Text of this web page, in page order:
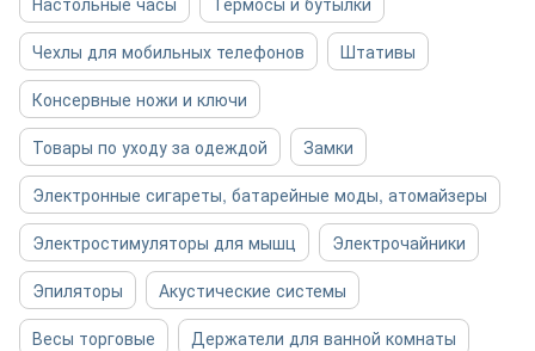
Чехлы для мобильных телефонов
Штативы
Консервные ножи и ключи
Товары по уходу за одеждой
Замки
Электронные сигареты, батарейные моды, атомайзеры
Электростимуляторы для мышц
Электрочайники
Эпиляторы
Акустические системы
Весы торговые
Держатели для ванной комнаты